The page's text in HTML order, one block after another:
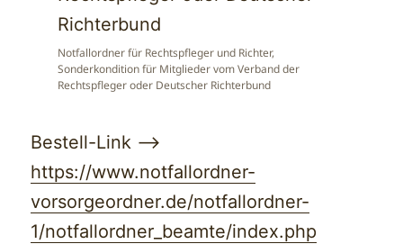
Notfallordner für Rechtspfleger und Richter,
Sonderkondition für Mitglieder vom Verband der
Rechtspfleger oder Deutscher Richterbund
Bestell-Link –>
https://www.notfallordner-
vorsorgeordner.de/notfallordner-
1/notfallordner_beamte/index.php